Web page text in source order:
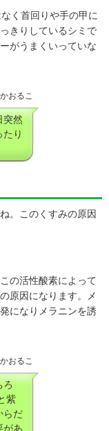
く首回りや手の甲に
きりしているシミで
がうまくいっていな
かおるこ
突然
り
。このくすみの原因
の活性酸素によって
原因になります。メ
になりメラニンを誘
かおるこ
ろ
紫
らだ
があ